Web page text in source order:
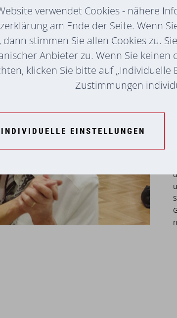
verwendet Cookies - nähere
am Ende der Seite. Wenn
dann stimmen Sie allen Cookies zu.
Anbieter zu. Wenn Sie
klicken Sie bitte auf „Individuelle
Zustimmungen
INDIVIDUELLE EINSTELLUNGEN